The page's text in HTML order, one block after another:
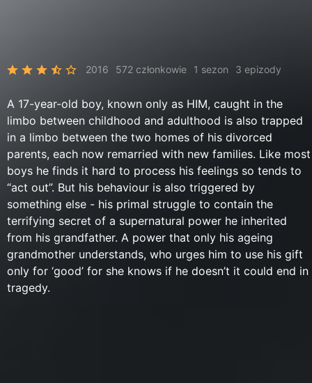
2016 572 członkowie 1 sezon 3 epizody
A 17-year-old boy, known only as HIM, caught in the
limbo between childhood and adulthood is also trapped
in a limbo between the two homes of his divorced
parents, each now remarried with new families. Like most
boys he finds it hard to process his feelings so tends to
“act out”. But his behaviour is also triggered by
something else - his primal struggle to contain the
terrifying secret of a supernatural power he inherited
from his grandfather. A power that only his ageing
grandmother understands, who urges him to use his gift
only for ‘good’ for she knows if he doesn’t it could end in
tragedy.